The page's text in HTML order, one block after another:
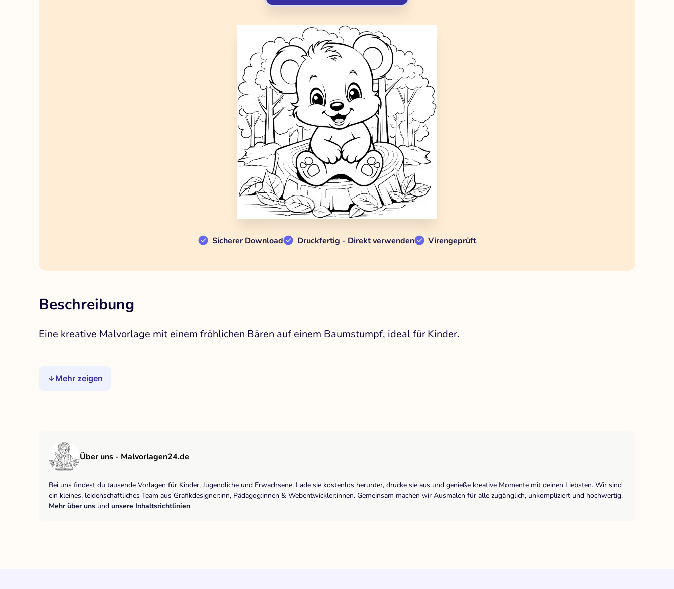
Sicherer Download Druckfertig - Direkt verwenden Virengeprüft
Beschreibung
Eine kreative Malvorlage mit einem fröhlichen Bären auf einem Baumstumpf, ideal für Kinder.
Mehr zeigen
Über uns - Malvorlagen24.de
Bei uns findest du tausende Vorlagen für Kinder, Jugendliche und Erwachsene. Lade sie kostenlos herunter, drucke sie aus und genieße kreative Momente mit deinen Liebsten. Wir sind
ein kleines, leidenschaftliches Team aus Grafikdesigner:inn, Pädagog:innen & Webentwickler:innen. Gemeinsam machen wir Ausmalen für alle zugänglich, unkompliziert und hochwertig.
Mehr über uns und unsere Inhaltsrichtlinien.